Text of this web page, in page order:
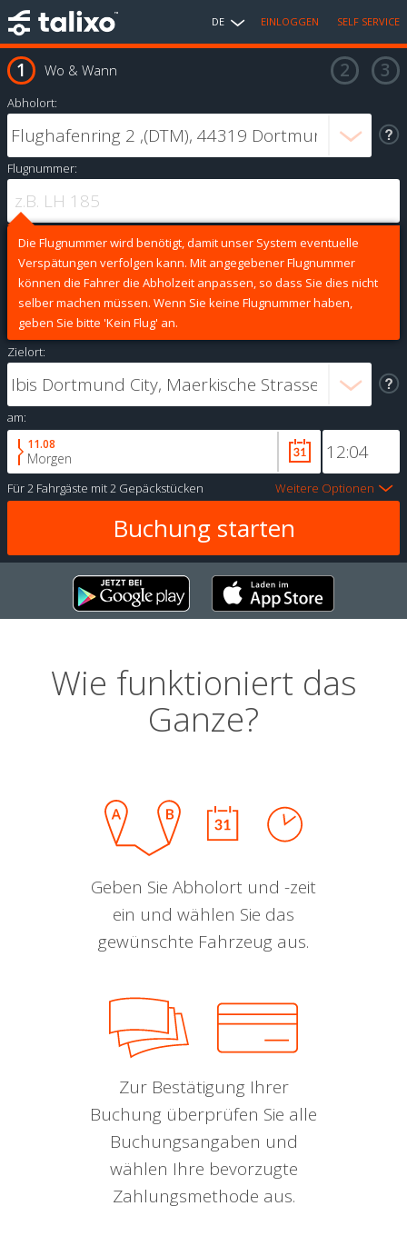
DE EINLOGGEN SELF SERVICE
Wo & Wann
Abholort:
Flugnummer:
Die Flugnummer wird benötigt, damit unser System eventuelle
Verspätungen verfolgen kann. Mit angegebener Flugnummer
können die Fahrer die Abholzeit anpassen, so dass Sie dies nicht
selber machen müssen. Wenn Sie keine Flugnummer haben,
geben Sie bitte 'Kein Flug' an.
Zielort:
am:
11.08
Morgen
Für2 Fahrgäste mit2 Gepäckstücken Weitere Optionen
Wie funktioniert das
Ganze?
Geben Sie Abholort und -zeit
ein und wählen Sie das
gewünschte Fahrzeug aus.
Zur Bestätigung Ihrer
Buchung überprüfen Sie alle
Buchungsangaben und
wählen Ihre bevorzugte
Zahlungsmethode aus.